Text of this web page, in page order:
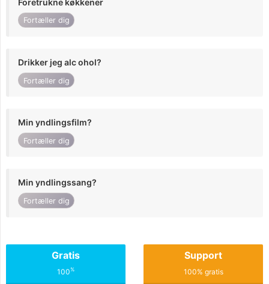
Fortæller dig
Drikker jeg alc ohol?
Fortæller dig
Min yndlingsfilm?
Fortæller dig
Min yndlingssang?
Fortæller dig
Gratis
100%
Support
100% gratis